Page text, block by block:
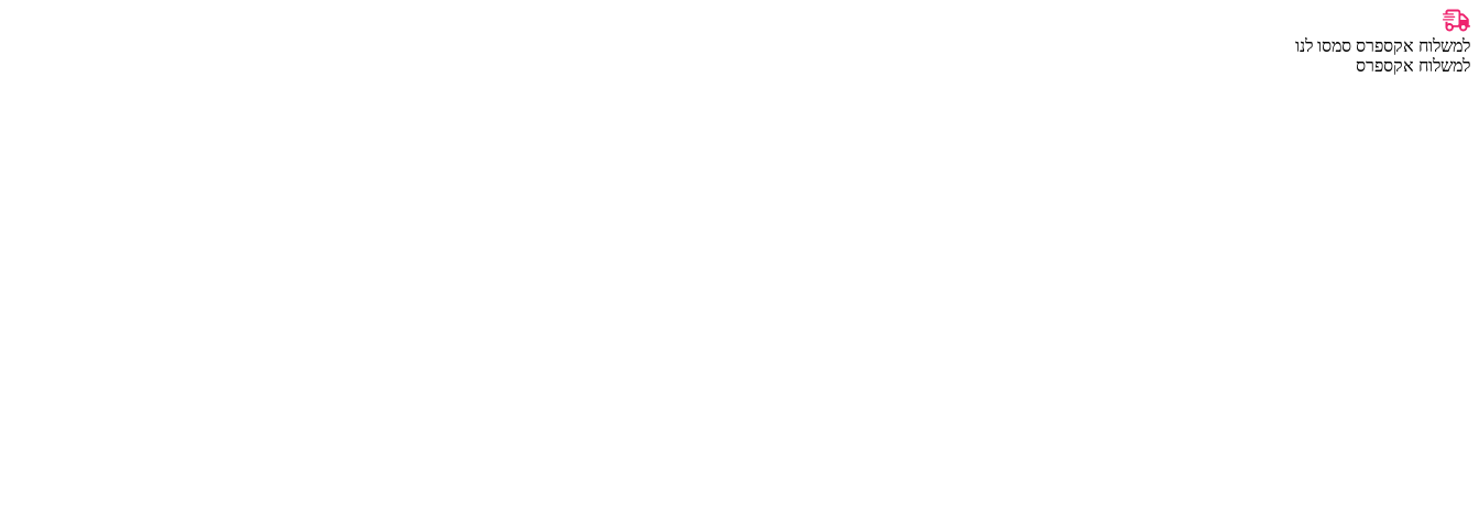
למשלוח אקספרס סמסו לנו
למשלוח אקספרס